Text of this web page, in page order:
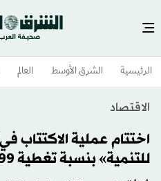
الرئيسية الشرق الأوسط​ العالم
الاقتصاد
اختتام عملية الاكتتاب
للتنمية» بنسبة تغطية 199 في المائة